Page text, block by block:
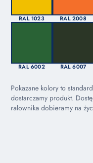
RAL 1023 RAL 2008
RAL 6002 RAL 6007
Pokazane kolory to
dostarczamy produkt.
ralownika dobieramy na